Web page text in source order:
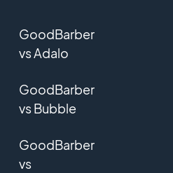
GoodBarber
vs Adalo
GoodBarber
vs Bubble
GoodBarber
vs